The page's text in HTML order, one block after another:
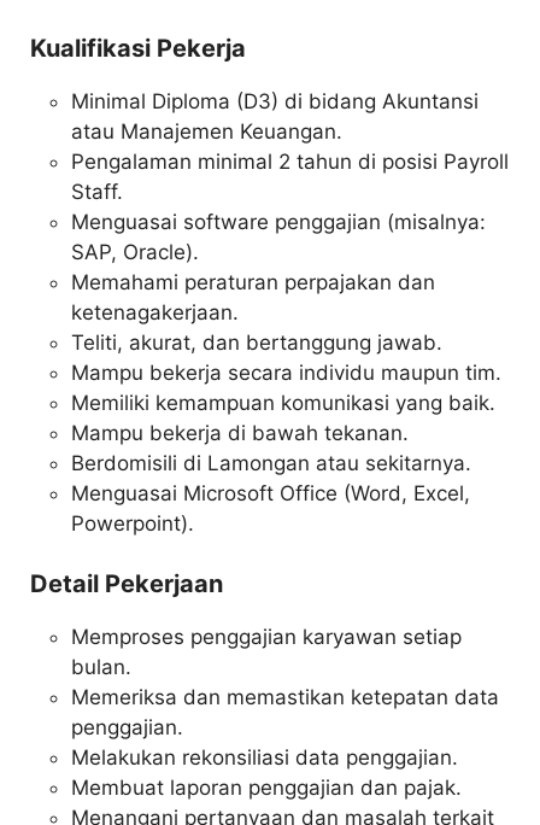
Kualifikasi Pekerja
Minimal Diploma (D3) di bidang Akuntansi
atau Manajemen Keuangan.
Pengalaman minimal 2 tahun di posisi Payroll
Staff.
Menguasai software penggajian (misalnya:
SAP, Oracle).
Memahami peraturan perpajakan dan
ketenagakerjaan.
Teliti, akurat, dan bertanggung jawab.
Mampu bekerja secara individu maupun tim.
Memiliki kemampuan komunikasi yang baik.
Mampu bekerja di bawah tekanan.
Berdomisili di Lamongan atau sekitarnya.
Menguasai Microsoft Office (Word, Excel,
Powerpoint).
Detail Pekerjaan
Memproses penggajian karyawan setiap
bulan.
Memeriksa dan memastikan ketepatan data
penggajian.
Melakukan rekonsiliasi data penggajian.
Membuat laporan penggajian dan pajak.
Menangani pertanyaan dan masalah terkait